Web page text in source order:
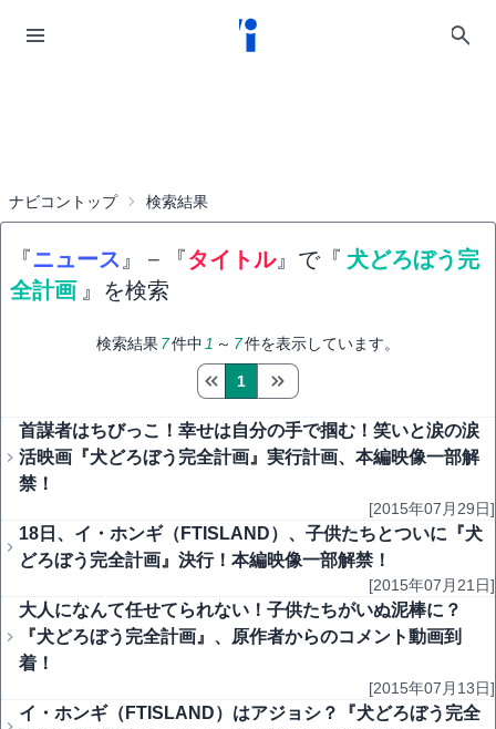
ナビコントップ 検索結果
『ニュース 』 − 『タイトル』で『 犬どろぼう完
全計画 』を検索
検索結果7件中 1 ～ 7件を表示しています。
1
首謀者はちびっこ！幸せは自分の手で掴む！笑いと涙の涙
活映画『犬どろぼう完全計画』実行計画、本編映像一部解
禁！
[2015年07月29日]
18日、イ・ホンギ（FTISLAND）、子供たちとついに『犬
どろぼう完全計画』決行！本編映像一部解禁！
[2015年07月21日]
大人になんて任せてられない！子供たちがいぬ泥棒に？
『犬どろぼう完全計画』、原作者からのコメント動画到
着！
[2015年07月13日]
イ・ホンギ（FTISLAND）はアジョシ？『犬どろぼう完全